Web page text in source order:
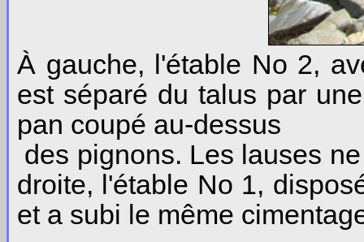
À gauche, l'étable No 2,
est séparé du talus par
pan coupé au-dessus
des pignons. Les lauses
droite, l'étable No 1,
et a subi le même